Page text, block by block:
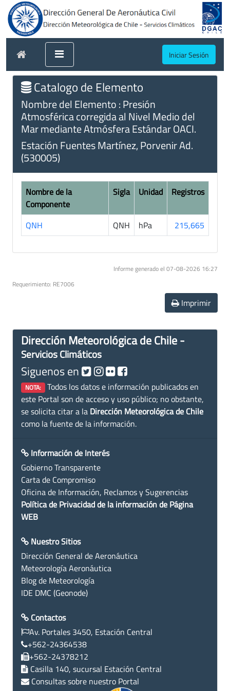
Iniciar Sesión
Catalogo de Elemento
Nombre del Elemento : Presión
Atmosférica corregida al Nivel Medio del
Mar mediante Atmósfera Estándar OACI.
Estación Fuentes Martínez, Porvenir Ad.
(530005)
Nombre de la
Componente
Sigla Unidad Registros
QNH QNH hPa 215,665
Informe generado el 07-08-2026 16:27
Requerimiento: RE7006
Imprimir
Dirección Meteorológica de Chile -
Servicios Climáticos
Siguenos en
NOTA: Todos los datos e información publicados en
este Portal son de acceso y uso público; no obstante,
se solicita citar a la Dirección Meteorológica de Chile
como la fuente de la información.
Información de Interés
Gobierno Transparente
Carta de Compromiso
Oficina de Información, Reclamos y Sugerencias
Política de Privacidad de la información de Página
WEB
Nuestro Sitios
Dirección General de Aeronáutica
Meteorología Aeronáutica
Blog de Meteorología
IDE DMC (Geonode)
Contactos
Av. Portales 3450, Estación Central
+562-24364538
+562-24378212
Casilla 140, sucursal Estación Central
Consultas sobre nuestro Portal